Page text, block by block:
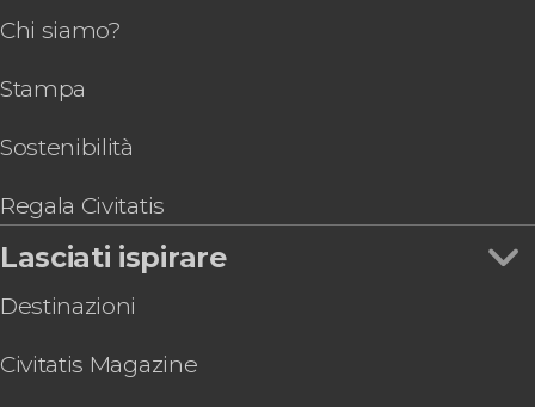
Chi siamo?
Stampa
Sostenibilità
Regala Civitatis
Lasciati ispirare
Destinazioni
Civitatis Magazine